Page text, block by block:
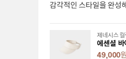
감각적인 스타일을 완성
제네시스
49,000원